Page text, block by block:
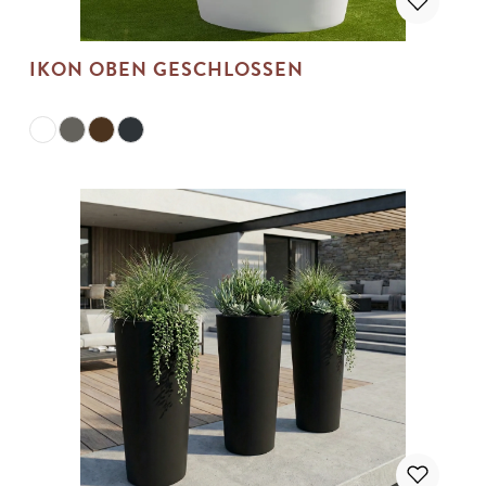
IKON OBEN GESCHLOSSEN